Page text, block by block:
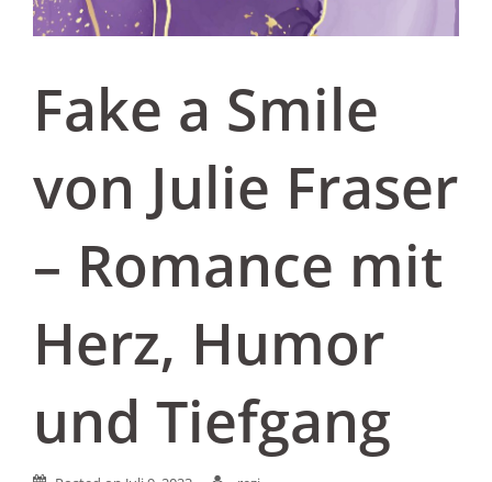
Fake a Smile
von Julie Fraser
– Romance mit
Herz, Humor
und Tiefgang